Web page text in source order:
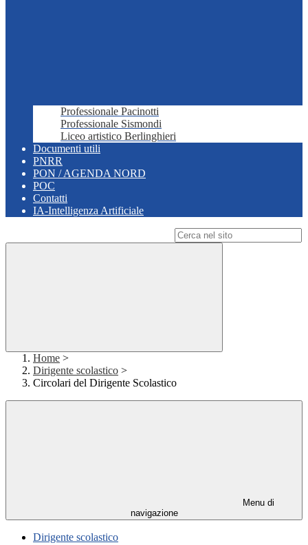
Professionale Pacinotti
Professionale Sismondi
Liceo artistico Berlinghieri
Documenti utili
PNRR
PON / AGENDA NORD
POC
Contatti
IA-Intelligenza Artificiale
Home >
Dirigente scolastico >
Circolari del Dirigente Scolastico
Menu di
navigazione
Dirigente scolastico